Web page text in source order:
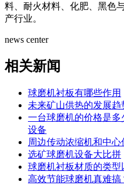
料、耐火材料、化肥、黑色
产行业。
news center
相关新闻
球磨机衬板有哪些作用
未来矿山供热的发展趋
一台球磨机的价格是
设备
周边传动浓缩机和中
选矿球磨机设备大比拼
球磨机衬板材质的类型
高效节能球磨机真难